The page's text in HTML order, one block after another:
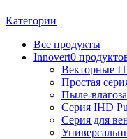
Категории
Все продукты
Innovert0
Векторные
Простая
Пыле-
Серия IHD
Серия для